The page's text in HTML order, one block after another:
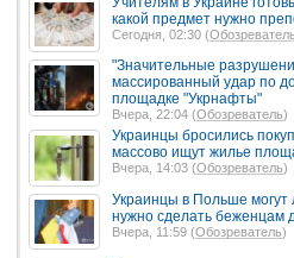
какой предмет нужно
Сегодня, 02:30 (Обозреватель
"Значительные
массированный удар по
площадке "Укрнафты"
Вчера, 22:04 (Обозреватель)
Украинцы бросились
массово ищут жилье
Вчера, 14:03 (Обозреватель)
Украинцы в Польше могут
нужно сделать беженцам
Вчера, 11:59 (Обозреватель)